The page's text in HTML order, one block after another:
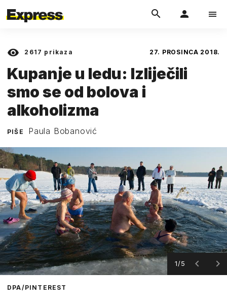
2617 prikaza 27. PROSINCA 2018.
Kupanje u ledu: Izliječili
smo se od bolova i
alkoholizma
PIŠE Paula Bobanović
1/5
DPA/PINTEREST